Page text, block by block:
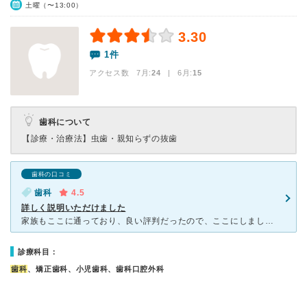
土曜（〜13:00）
3.30
1件
アクセス数 7月:24 | 6月:15
歯科について
【診療・治療法】 虫歯・親知らずの抜歯
歯科の口コミ
歯科
4.5
詳しく説明いただけました
家族もここに通っており、良い評判だったので、ここにしました。 特に緊急ではなかったのですが(虫歯や歯の痛みはなし) いくつか悩みがあったのと、定期検診をと受診。 平日に電話しましたら当日に診てい
診療科目：
歯科、矯正歯科、小児歯科、歯科口腔外科